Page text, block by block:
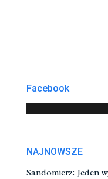
Facebook
NAJNOWSZE
Sandomierz: Jeden